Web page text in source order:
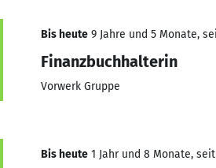
Bis heute 9 Jahre und 5 Monate,
Finanzbuchhalterin
Vorwerk Gruppe
Bis heute 1 Jahr und 8 Monate, seit